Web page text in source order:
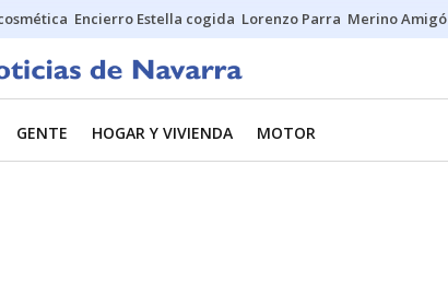
Encierro Estella cogida Lorenzo Parra Merino Amigó
GENTE HOGAR Y VIVIENDA MOTOR